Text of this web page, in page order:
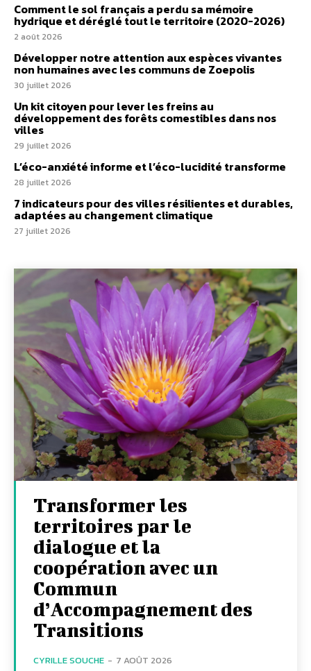
Comment le sol français a perdu sa mémoire
hydrique et déréglé tout le territoire (2020-2026)
2 août 2026
Développer notre attention aux espèces vivantes
non humaines avec les communs de Zoepolis
30 juillet 2026
Un kit citoyen pour lever les freins au
développement des forêts comestibles dans nos
villes
29 juillet 2026
L’éco-anxiété informe et l’éco-lucidité transforme
28 juillet 2026
7 indicateurs pour des villes résilientes et durables,
adaptées au changement climatique
27 juillet 2026
Transformer les
territoires par le
dialogue et la
coopération avec un
Commun
d’Accompagnement des
Transitions
CYRILLE SOUCHE - 7 AOÛT 2026